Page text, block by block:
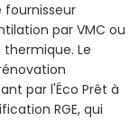
fournisseur
par VMC ou
Le
par l'Éco Prêt à
RGE, qui